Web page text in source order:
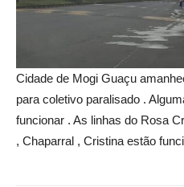
Cidade de Mogi Guaçu
para coletivo paralisado .
funcionar . As linhas do Rosa
, Chaparral , Cristina estão